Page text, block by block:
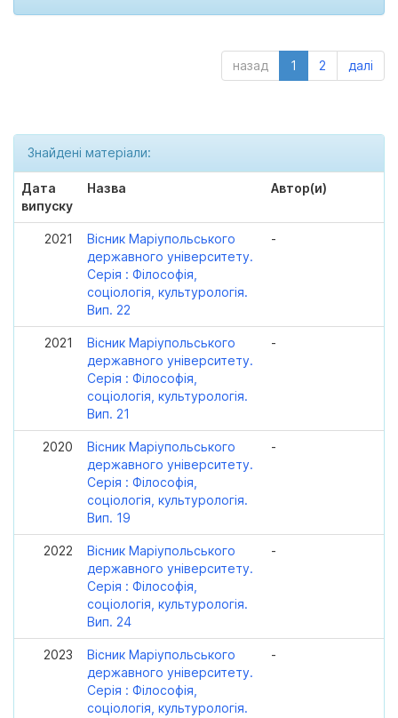
назад 1 2 далі
Знайдені матеріали:
Дата
випуску
Назва Автор(и)
2021
Вісник Маріупольського
державного університету.
Серія : Філософія,
соціологія, культурологія.
Вип. 22
-
2021
Вісник Маріупольського
державного університету.
Серія : Філософія,
соціологія, культурологія.
Вип. 21
-
2020
Вісник Маріупольського
державного університету.
Серія : Філософія,
соціологія, культурологія.
Вип. 19
-
2022
Вісник Маріупольського
державного університету.
Серія : Філософія,
соціологія, культурологія.
Вип. 24
-
2023
Вісник Маріупольського
державного університету.
Серія : Філософія,
соціологія, культурологія.
-